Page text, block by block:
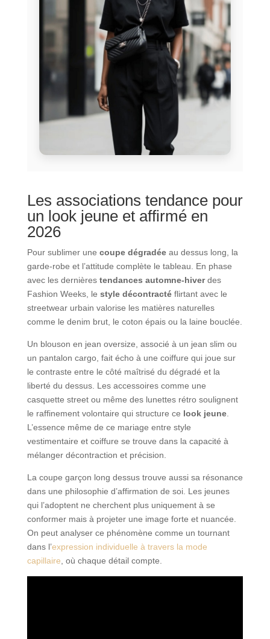
Les associations tendance pour
un look jeune et affirmé en
2026
Pour sublimer une coupe dégradéeau dessus long, la
garde-robe et l’attitude complète le tableau. En phase
avec les dernières tendances automne-hiverdes
Fashion Weeks, le style décontractéflirtant avec le
streetwear urbain valorise les matières naturelles
comme le denim brut, le coton épais ou la laine bouclée.
Un blouson en jean oversize, associé à un jean slim ou
un pantalon cargo, fait écho à une coiffure qui joue sur
le contraste entre le côté maîtrisé du dégradé et la
liberté du dessus. Les accessoires comme une
casquette street ou même des lunettes rétro soulignent
le raffinement volontaire qui structure ce look jeune.
L’essence même de ce mariage entre style
vestimentaire et coiffure se trouve dans la capacité à
mélanger décontraction et précision.
La coupe garçon long dessus trouve aussi sa résonance
dans une philosophie d’affirmation de soi. Les jeunes
qui l’adoptent ne cherchent plus uniquement à se
conformer mais à projeter une image forte et nuancée.
On peut analyser ce phénomène comme un tournant
dans l’expression individuelle à travers la mode
capillaire , où chaque détail compte.